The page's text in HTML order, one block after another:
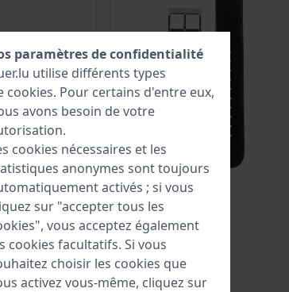
paramètres de confidentialité
utilise différents types
cookies. Pour certains d'entre eux,
avons besoin de votre
cookies nécessaires et les
anonymes sont toujours
activés ; si vous
sur "accepter tous les
vous acceptez également
cookies facultatifs. Si vous
choisir les cookies que
activez vous-même, cliquez sur